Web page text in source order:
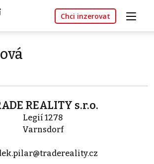
Chci inzerovat
REALITY s.r.o.
Legií 1278
Varnsdorf